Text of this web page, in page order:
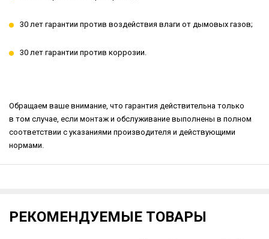
30 лет гарантии против воздействия влаги от дымовых газов;
30 лет гарантии против коррозии.
Обращаем ваше внимание, что гарантия действительна только
в том случае, если монтаж и обслуживание выполнены в полном
соответствии с указаниями производителя и действующими
нормами.
РЕКОМЕНДУЕМЫЕ ТОВАРЫ